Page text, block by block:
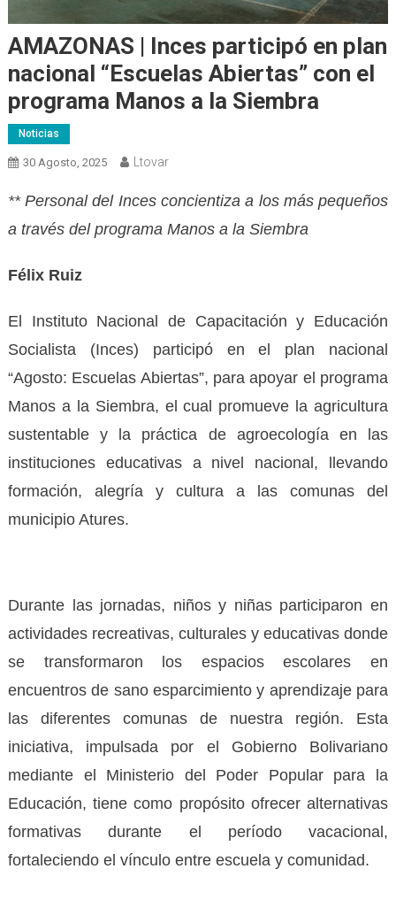
AMAZONAS | Inces participó en plan
nacional “Escuelas Abiertas” con el
programa Manos a la Siembra
Noticias
30 Agosto, 2025 Ltovar
** Personal del Inces concientiza a los más pequeños
a través del programa Manos a la Siembra
Félix Ruiz
El Instituto Nacional de Capacitación y Educación
Socialista (Inces) participó en el plan nacional
“Agosto: Escuelas Abiertas”, para apoyar el programa
Manos a la Siembra, el cual promueve la agricultura
sustentable y la práctica de agroecología en las
instituciones educativas a nivel nacional, llevando
formación, alegría y cultura a las comunas del
municipio Atures.
Durante las jornadas, niños y niñas participaron en
actividades recreativas, culturales y educativas donde
se transformaron los espacios escolares en
encuentros de sano esparcimiento y aprendizaje para
las diferentes comunas de nuestra región. Esta
iniciativa, impulsada por el Gobierno Bolivariano
mediante el Ministerio del Poder Popular para la
Educación, tiene como propósito ofrecer alternativas
formativas durante el período vacacional,
fortaleciendo el vínculo entre escuela y comunidad.